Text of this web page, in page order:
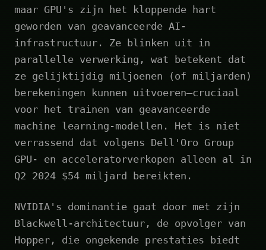
maar GPU's zijn het kloppende hart
geworden van geavanceerde AI-
infrastructuur. Ze blinken uit in
parallelle verwerking, wat betekent dat
ze gelijktijdig miljoenen (of miljarden)
berekeningen kunnen uitvoeren—cruciaal
voor het trainen van geavanceerde
machine learning-modellen. Het is niet
verrassend dat volgens Dell'Oro Group
GPU- en acceleratorverkopen alleen al in
Q2 2024 $54 miljard bereikten.
NVIDIA's dominantie gaat door met zijn
Blackwell-architectuur, de opvolger van
Hopper, die ongekende prestaties biedt